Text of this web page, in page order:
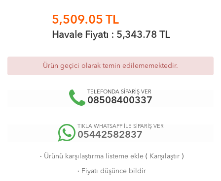
5,509.05 TL
Havale Fiyatı : 5,343.78 TL
Ürün geçici olarak temin edilememektedir.
TELEFONDA SİPARİŞ VER
08508400337
TIKLA WHATSAPP İLE SİPARİŞ VER
05442582837
· Ürünü karşılaştırma listeme ekle( Karşılaştır)
· Fiyatı düşünce bildir